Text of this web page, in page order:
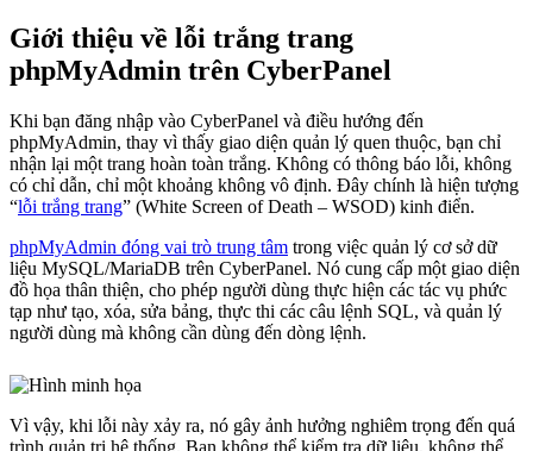
Giới thiệu về lỗi trắng trang
phpMyAdmin trên CyberPanel
Khi bạn đăng nhập vào CyberPanel và điều hướng đến
phpMyAdmin, thay vì thấy giao diện quản lý quen thuộc, bạn chỉ
nhận lại một trang hoàn toàn trắng. Không có thông báo lỗi, không
có chỉ dẫn, chỉ một khoảng không vô định. Đây chính là hiện tượng
“lỗi trắng trang” (White Screen of Death – WSOD) kinh điển.
phpMyAdmin đóng vai trò trung tâm trong việc quản lý cơ sở dữ
liệu MySQL/MariaDB trên CyberPanel. Nó cung cấp một giao diện
đồ họa thân thiện, cho phép người dùng thực hiện các tác vụ phức
tạp như tạo, xóa, sửa bảng, thực thi các câu lệnh SQL, và quản lý
người dùng mà không cần dùng đến dòng lệnh.
Vì vậy, khi lỗi này xảy ra, nó gây ảnh hưởng nghiêm trọng đến quá
trình quản trị hệ thống. Bạn không thể kiểm tra dữ liệu, không thể